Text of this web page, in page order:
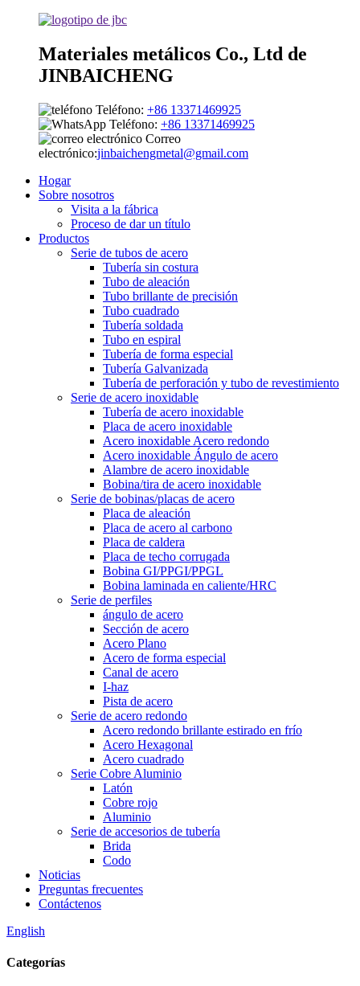
Materiales metálicos Co., Ltd de
JINBAICHENG
Teléfono: +86 13371469925
Teléfono: +86 13371469925
Correo
electrónico:jinbaichengmetal@gmail.com
Hogar
Sobre nosotros
Visita a la fábrica
Proceso de dar un título
Productos
Serie de tubos de acero
Tubería sin costura
Tubo de aleación
Tubo brillante de precisión
Tubo cuadrado
Tubería soldada
Tubo en espiral
Tubería de forma especial
Tubería Galvanizada
Tubería de perforación y tubo de revestimiento
Serie de acero inoxidable
Tubería de acero inoxidable
Placa de acero inoxidable
Acero inoxidable Acero redondo
Acero inoxidable Ángulo de acero
Alambre de acero inoxidable
Bobina/tira de acero inoxidable
Serie de bobinas/placas de acero
Placa de aleación
Placa de acero al carbono
Placa de caldera
Placa de techo corrugada
Bobina GI/PPGI/PPGL
Bobina laminada en caliente/HRC
Serie de perfiles
ángulo de acero
Sección de acero
Acero Plano
Acero de forma especial
Canal de acero
I-haz
Pista de acero
Serie de acero redondo
Acero redondo brillante estirado en frío
Acero Hexagonal
Acero cuadrado
Serie Cobre Aluminio
Latón
Cobre rojo
Aluminio
Serie de accesorios de tubería
Brida
Codo
Noticias
Preguntas frecuentes
Contáctenos
English
Categorías